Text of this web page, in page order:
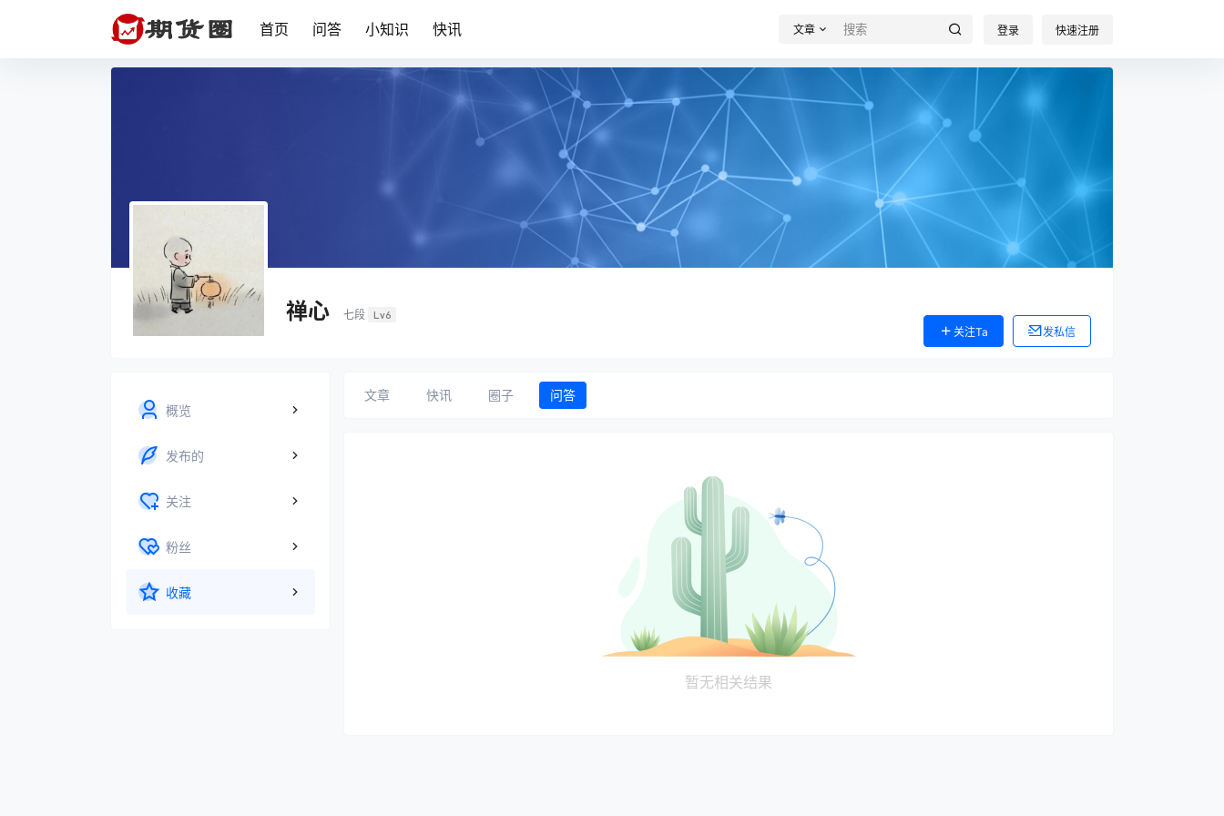
首页 问答 小知识 快讯 文章 登录 快速注册
禅心 七段 Lv6
关注Ta
发私信
概览
发布的
关注
粉丝
收藏
文章 快讯 圈子 问答
暂无相关结果